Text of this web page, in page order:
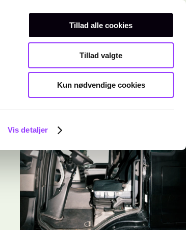
Vis detaljer
Tillad alle cookies
Tillad valgte
Kun nødvendige cookies
Teknisk gymnasiumKurser